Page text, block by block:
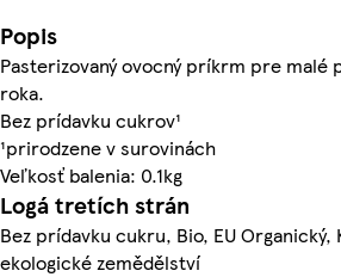
Popis
Pasterizovaný ovocný príkrm pre malé
roka.
Bez prídavku cukrov¹
¹prirodzene v surovinách
Veľkosť balenia: 0.1kg
Logá tretích strán
Bez prídavku cukru, Bio, EU Organický,
ekologické zemědělství